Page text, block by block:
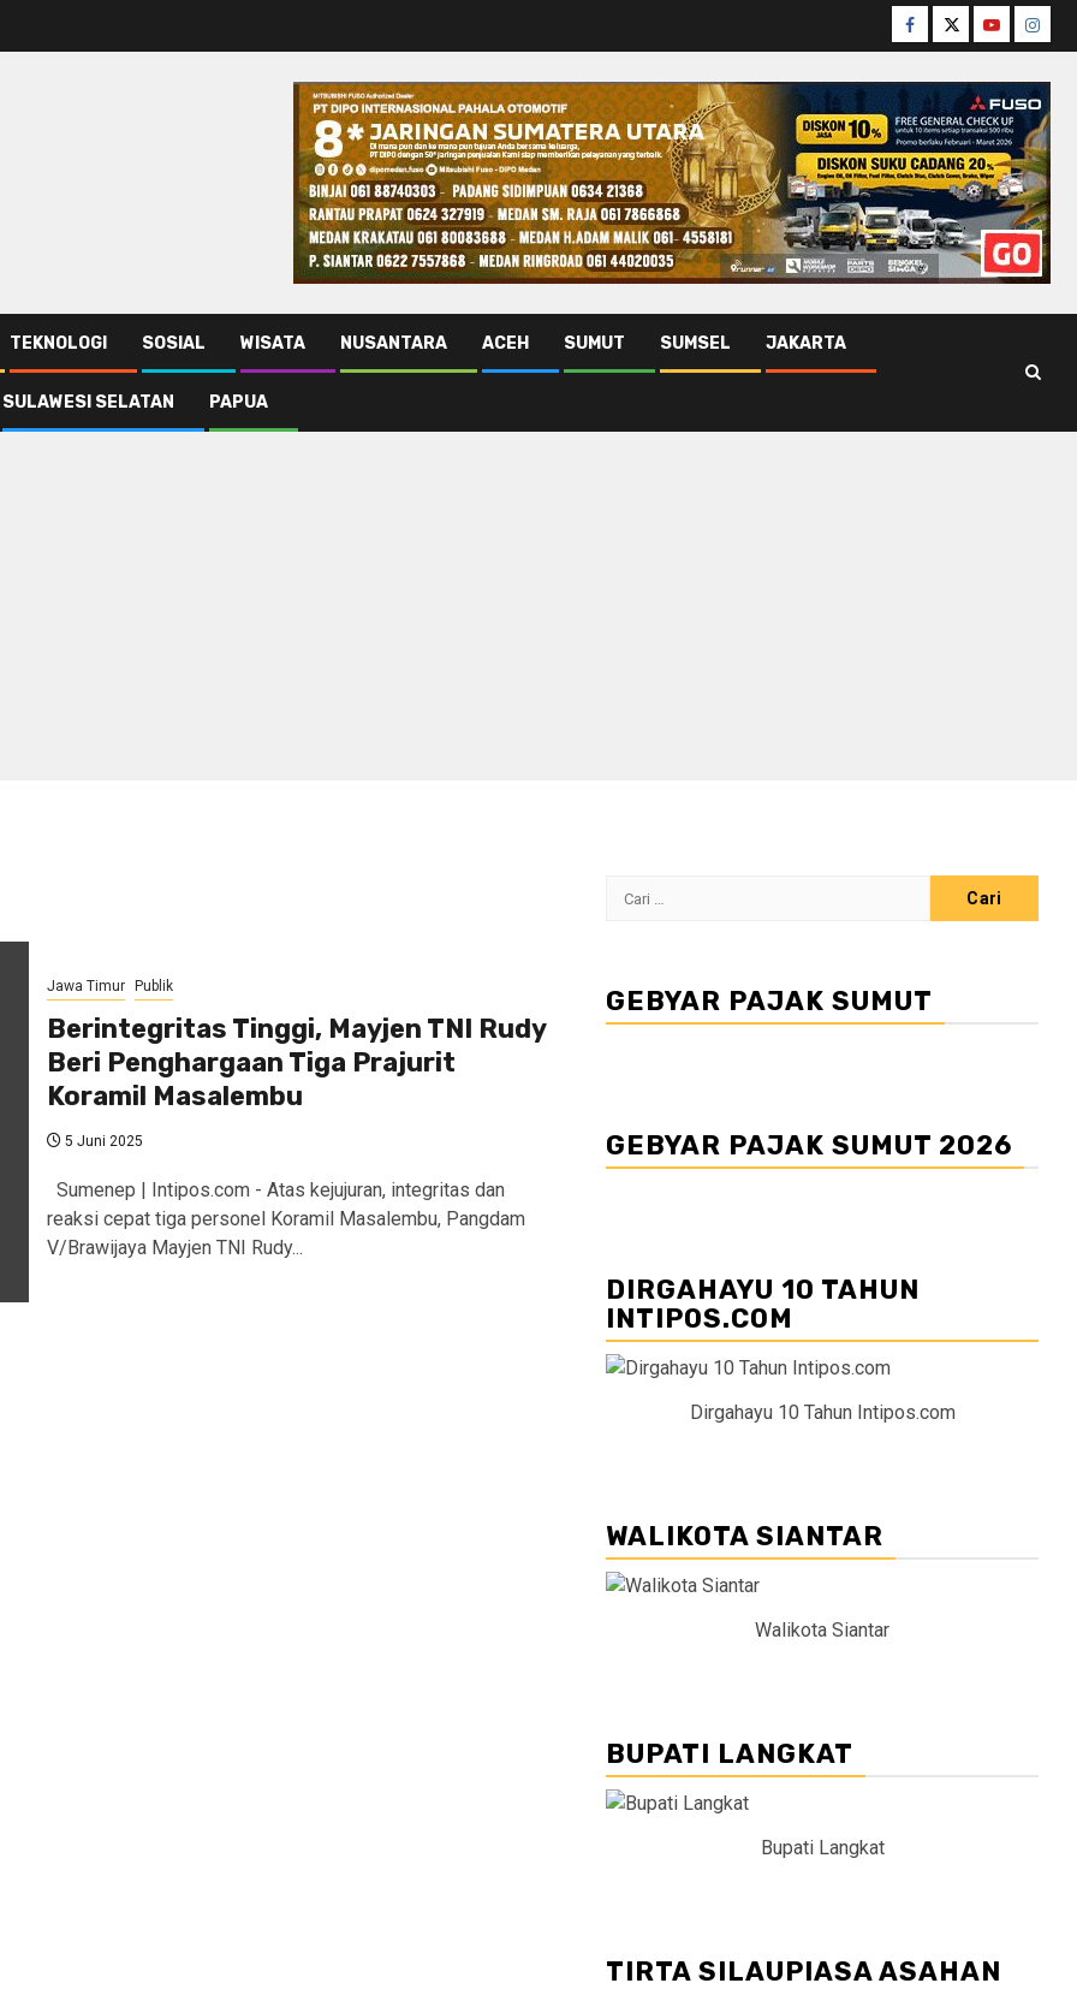
Facebook
TwitterYoutube
TEKNOLOGI SOSIAL WISATA NUSANTARA ACEH SUMUT SUMSEL JAKARTA
SULAWESI SELATAN PAPUA
Jawa Timur Publik
Berintegritas Tinggi, Mayjen TNI Rudy
Beri Penghargaan Tiga Prajurit
Koramil Masalembu
5 Juni 2025
Sumenep | Intipos.com - Atas kejujuran, integritas dan
reaksi cepat tiga personel Koramil Masalembu, Pangdam
V/Brawijaya Mayjen TNI Rudy...
Cari
GEBYAR PAJAK SUMUT
GEBYAR PAJAK SUMUT 2026
DIRGAHAYU 10 TAHUN
INTIPOS.COM
Dirgahayu 10 Tahun Intipos.com
WALIKOTA SIANTAR
Walikota Siantar
BUPATI LANGKAT
Bupati Langkat
TIRTA SILAUPIASA ASAHAN